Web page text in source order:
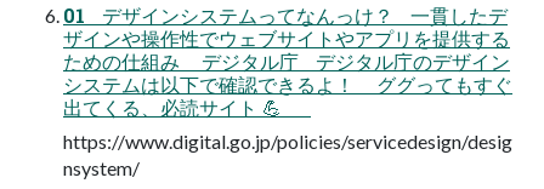
01 デザインシステムってなんっけ？ 一貫したデ
ザインや操作性でウェブサイトやアプリを提供する
ための仕組み デジタル庁 デジタル庁のデザイン
システムは以下で確認できるよ！ ググってもすぐ
出てくる、必読サイト 💪
https://www.digital.go.jp/policies/servicedesign/desig
nsystem/